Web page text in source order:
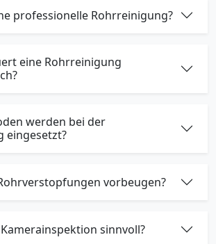
professionelle Rohrreinigung?
eine Rohrreinigung
werden bei der
eingesetzt?
vorbeugen?
sinnvoll?